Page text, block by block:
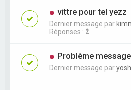
vittre pour tel yezz
Dernier message par
Réponses : 2
Problème
Dernier message par